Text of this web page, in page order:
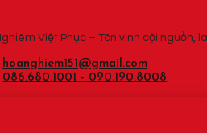
Việt Phục – Tôn vinh cội nguồn,
hoanghiem151@gmail.com
086.680.1001 - 090.190.8008